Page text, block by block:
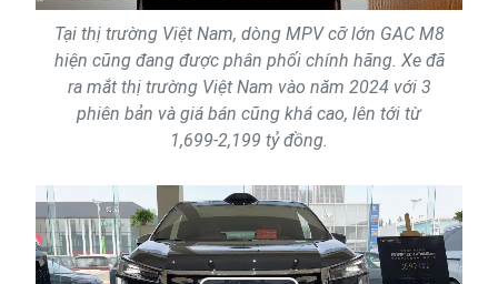
Tại thị trường Việt Nam, dòng MPV cỡ lớn GAC M8
hiện cũng đang được phân phối chính hãng. Xe đã
ra mắt thị trường Việt Nam vào năm 2024 với 3
phiên bản và giá bán cũng khá cao, lên tới từ
1,699-2,199 tỷ đồng.